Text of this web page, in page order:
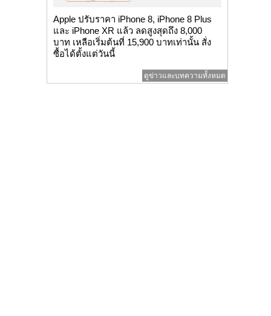
Apple ปรับราคา iPhone 8, iPhone 8 Plus
และ iPhone XR แล้ว ลดสูงสุดถึง 8,000
บาท เหลือเริ่มต้นที่ 15,900 บาทเท่านั้น สั่ง
ซื้อได้ตั้งแต่วันนี้
ดูข่าวและบทความทั้งหมด